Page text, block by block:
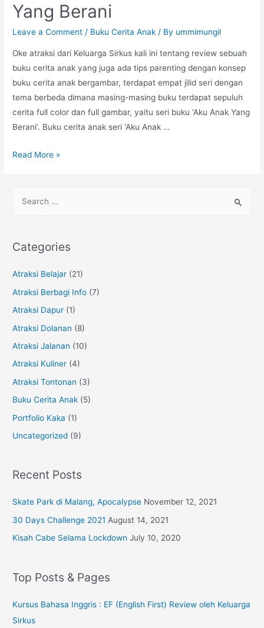
Yang Berani
Leave a Comment / Buku Cerita Anak / By ummimungil
Oke atraksi dari Keluarga Sirkus kali ini tentang review sebuah
buku cerita anak yang juga ada tips parenting dengan konsep
buku cerita anak bergambar, terdapat empat jilid seri dengan
tema berbeda dimana masing-masing buku terdapat sepuluh
cerita full color dan full gambar, yaitu seri buku ‘Aku Anak Yang
Berani’. Buku cerita anak seri ‘Aku Anak …
Buku
Yang
Read More »
r
h
f
o
Categories
Atraksi Belajar (21)
Atraksi Berbagi Info (7)
Atraksi Dapur (1)
Atraksi Dolanan (8)
Atraksi Jalanan (10)
Atraksi Kuliner (4)
Atraksi Tontonan (3)
Buku Cerita Anak (5)
Portfolio Kaka (1)
Uncategorized (9)
Recent Posts
Skate Park di Malang, Apocalypse November 12, 2021
30 Days Challenge 2021 August 14, 2021
Kisah Cabe Selama Lockdown July 10, 2020
Top Posts & Pages
Kursus Bahasa Inggris : EF (English First) Review oleh Keluarga
Sirkus